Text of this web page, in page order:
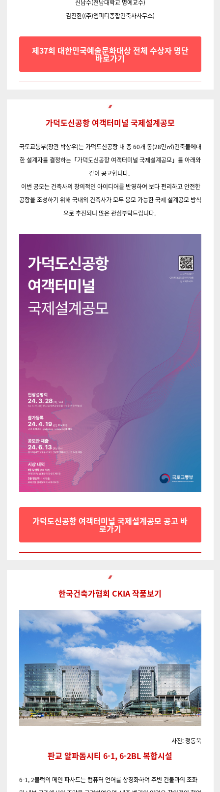
신남수(전남대학교 명예교수)
김진한((주)엠피티종합건축사사무소)
제37회 대한민국예술문화대상 전체 수상자 명단
바로가기
가덕도신공항 여객터미널 국제설계공모
국토교통부(장관 박상우)는 가덕도신공항 내 총60개 동(28만㎡)건축물에대
한 설계자를 결정하는「가덕도신공항 여객터미널 국제설계공모」를 아래와
같이 공고합니다.
이번 공모는 건축사의 창의적인 아이디어를 반영하여 보다 편리하고 안전한
공항을 조성하기 위해 국내외 건축사가 모두 응모 가능한 국제 설계공모 방식
으로 추진되니 많은 관심부탁드립니다.
가덕도신공항 여객터미널 국제설계공모 공고 바
로가기
한국건축가협회 CKIA 작품보기
사진: 정동욱
판교 알파돔시티 6-1, 6-2BL 복합시설
6-1, 2블럭의 메인 파사드는 컴퓨터 언어를 상징화하여 주변 건물과의 조화